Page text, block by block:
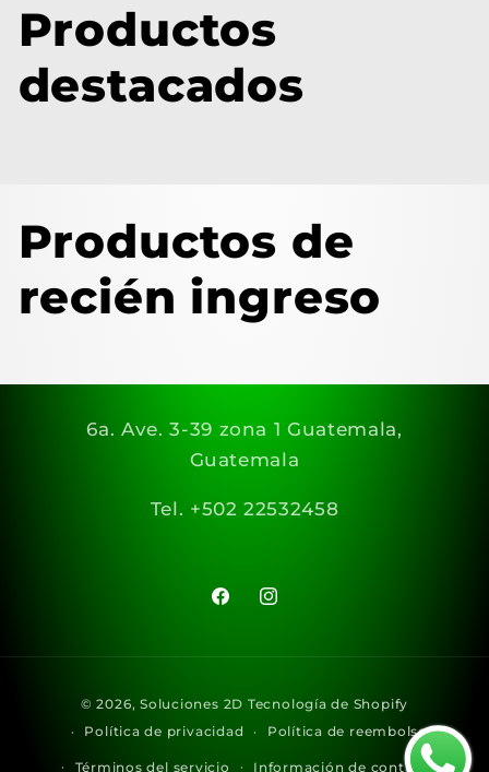
Productos
destacados
Productos de
recién ingreso
6a. Ave. 3-39 zona 1 Guatemala,
Guatemala
Tel. +502 22532458
FacebookInstagram
© 2026,Soluciones 2D Tecnología de Shopify
Política de privacidad
Política de reembolso
Términos del servicio Información de contacto